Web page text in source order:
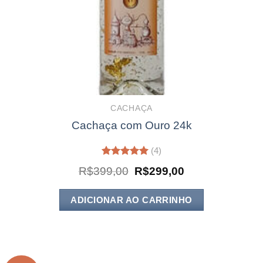
CACHAÇA
Cachaça com Ouro 24k
5.00de 5
(4)
R$399,00 O
preço
original
era:
R$399,00.
R$299,00
atual
é:
R$299,00.
ADICIONAR AO CARRINHO